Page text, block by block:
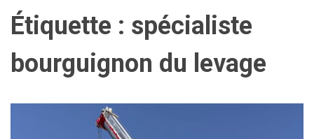
Étiquette : spécialiste
bourguignon du levage